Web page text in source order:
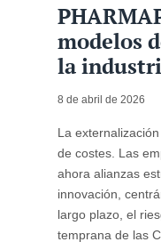
modelos
la
8 de abril de 2026
La
de costes. Las
ahora alianzas
innovación,
largo plazo, el
temprana de las